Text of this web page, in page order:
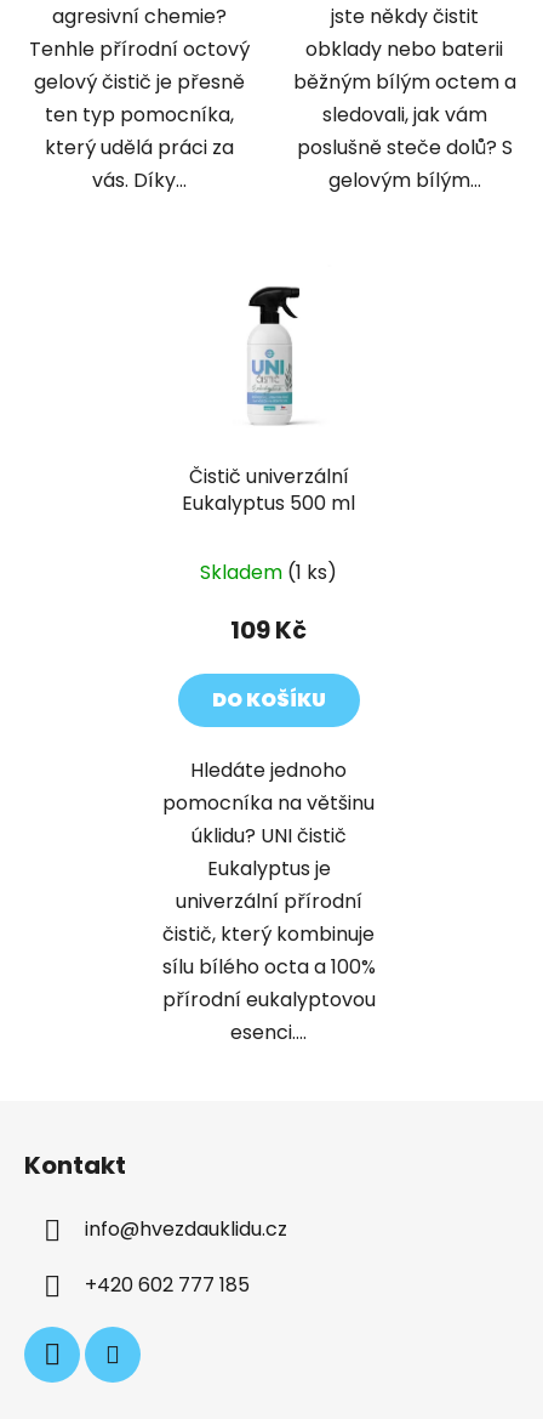
agresivní chemie?
Tenhle přírodní octový
gelový čistič je přesně
ten typ pomocníka,
který udělá práci za
vás. Díky...
jste někdy čistit
obklady nebo baterii
běžným bílým octem a
sledovali, jak vám
poslušně steče dolů? S
gelovým bílým...
Čistič univerzální
Eukalyptus 500 ml
Skladem (1 ks)
109 Kč
DO KOŠÍKU
Hledáte jednoho
pomocníka na většinu
úklidu? UNI čistič
Eukalyptus je
univerzální přírodní
čistič, který kombinuje
sílu bílého octa a 100%
přírodní eukalyptovou
esenci....
Kontakt
info@hvezdauklidu.cz
+420 602 777 185